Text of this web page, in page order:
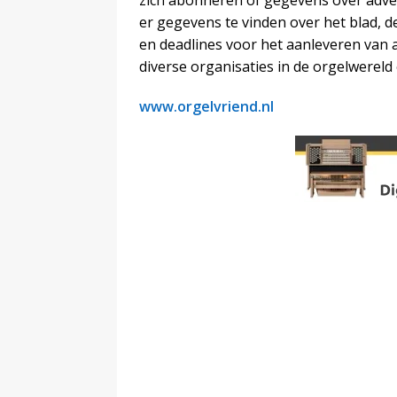
er gegevens te vinden over het blad,
en deadlines voor het aanleveren van
diverse organisaties in de
www.orgelvriend.nl